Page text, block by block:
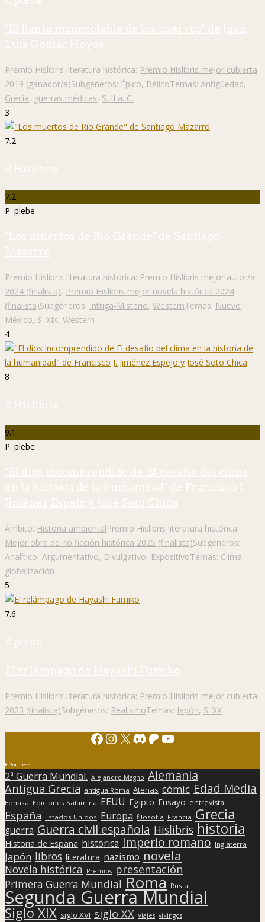
"El llanto inconsolable de los cuervos" de Juan
Luis Gomar Hoyos
Premio Hislibris literatura histórica: Premio Hislibris mejor cubierta
2019 (ganador/a)Subgéneros: Épico, BélicoTemas: Antigüedad,
Grecia, guerras médicas, S. II a. C.
3
7.2
P. Hislibris
7.2
P. plebe
"Los muertos de Río Grande" de Santiago
Mazarro
Premio Hislibris literatura histórica: Premio Hislibris mejor autor/a
2024 (finalista), Premio Hislibris mejor novela histórica 2024
(finalista)Subgéneros: Intriga-Misterio, WesternTemas: Nuevo
México, S. XIX, Western
4
8
P. Hislibris
9.1
P. plebe
"El dios incomprendido de El desafío del clima
en la historia de la humanidad" de Francisco J.
Jiménez Espejo y José Soto Chica
Ámbito: Historia ambientalPremio Hislibris literatura histórica:
Mejor obra de no ficción histórica 2025 (finalista)Subgéneros:
Analítico, Argumentativo, Divulgativo, ExpositivoTemas: Clima,
globalización
5
7.6
P. plebe
El relámpago de Hayashi Fumiko
Premio Hislibris literatura histórica: Premio Hislibris mejor cubierta
2023 (finalista)Subgéneros: RealismoTemas: Japón, S. XX
Facebook
Instagram
X Discord
Patreon
YouTube
Sorpresa
2ª Guerra Mundial. Alejandro Magno Alemania
Antigua Grecia antigua Roma Atenas cómic Edad Media
Edhasa Ediciones Salamina EEUU Egipto Ensayo entrevista
España Estados Unidos Europa filosofía Francia Grecia
guerra Guerra civil española Hislibris historia
Historia de España histórica Imperio romano Inglaterra
Japón libros literatura nazismo novela
Novela histórica Premios presentación
Primera Guerra Mundial Roma Rusia
Segunda Guerra Mundial
Siglo XIX siglo XVI siglo XX Viajes vikingos